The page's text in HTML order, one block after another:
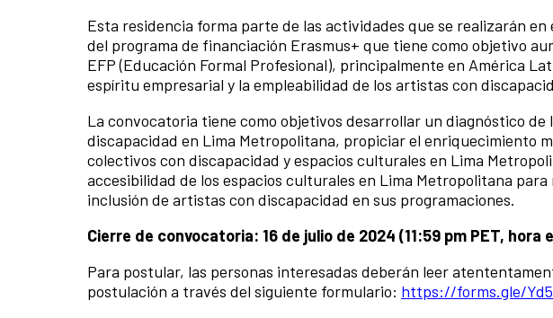
Esta residencia forma parte de las actividades que se realizarán en
del programa de financiación Erasmus+ que tiene como objetivo
EFP (Educación Formal Profesional), principalmente en América
espíritu empresarial y la empleabilidad de los artistas con
La convocatoria tiene como objetivos desarrollar un diagnóstico
discapacidad en Lima Metropolitana, propiciar el enriquecimiento
colectivos con discapacidad y espacios culturales en Lima
accesibilidad de los espacios culturales en Lima Metropolitana
inclusión de artistas con discapacidad en sus programaciones.
Cierre de convocatoria: 16 de julio de 2024 (11:59 pm PET, hora
Para postular, las personas interesadas deberán leer
postulación a través del siguiente formulario: https://forms.gle/